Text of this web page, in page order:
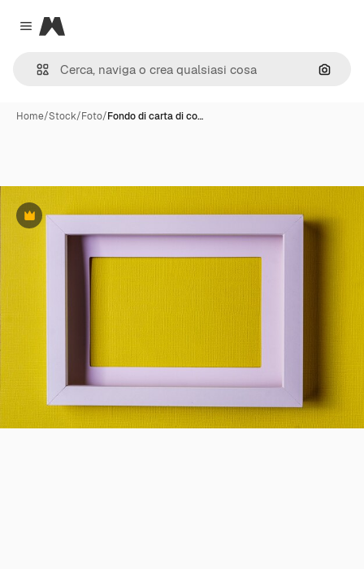
Close menu
Magnific
Cerca
Home/Stock/Foto/Fondo di carta di co…
Premium